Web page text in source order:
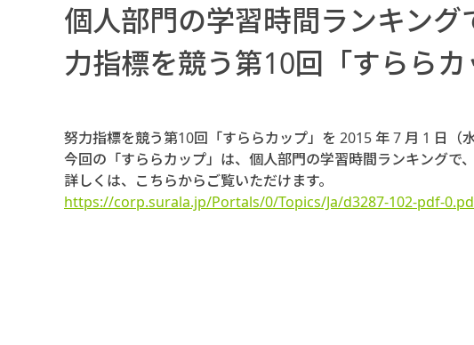
個人部門の学習時間ランキン
力指標を競う第10回「すららカ
努力指標を競う第10回「すららカップ」を 2015 年 7 月 1 日（
今回の「すららカップ」は、個人部門の学習時間ランキングで
詳しくは、こちらからご覧いただけます。
https://corp.surala.jp/Portals/0/Topics/Ja/d3287-102-pdf-